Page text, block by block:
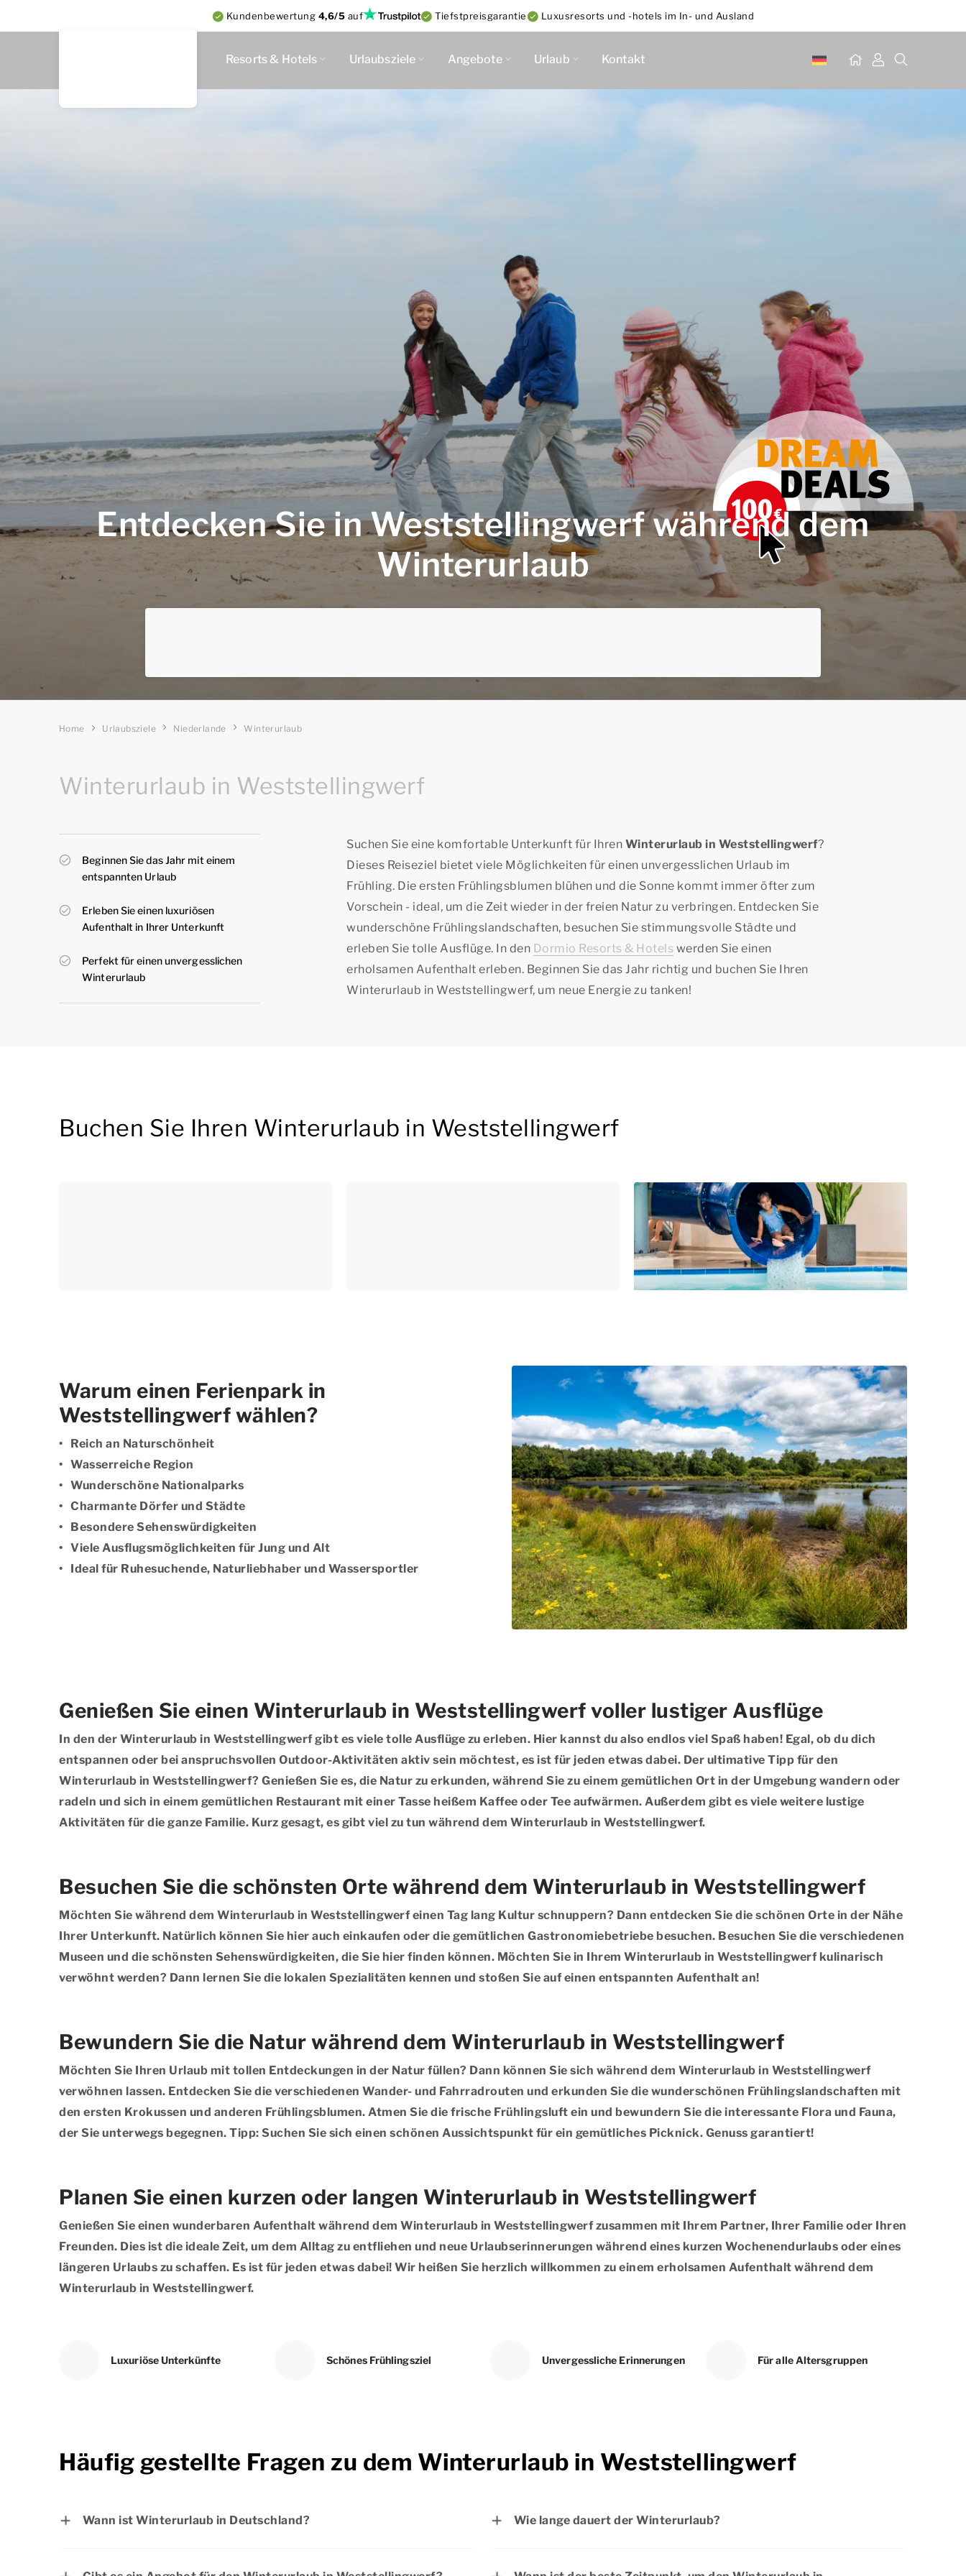
Kundenbewertung 4,6/5 auf Tiefstpreisgarantie Luxusresorts und -hotels im In- und Ausland
Resorts & Hotels Urlaubsziele Angebote Urlaub Kontakt
Entdecken Sie in Weststellingwerf während dem
Winterurlaub
Home Urlaubsziele Niederlande Winterurlaub
Winterurlaub in Weststellingwerf
Beginnen Sie das Jahr mit einem
entspannten Urlaub
Erleben Sie einen luxuriösen
Aufenthalt in Ihrer Unterkunft
Perfekt für einen unvergesslichen
Winterurlaub
Suchen Sie eine komfortable Unterkunft für Ihren Winterurlaub in Weststellingwerf?
Dieses Reiseziel bietet viele Möglichkeiten für einen unvergesslichen Urlaub im
Frühling. Die ersten Frühlingsblumen blühen und die Sonne kommt immer öfter zum
Vorschein - ideal, um die Zeit wieder in der freien Natur zu verbringen. Entdecken Sie
wunderschöne Frühlingslandschaften, besuchen Sie stimmungsvolle Städte und
erleben Sie tolle Ausflüge. In den Dormio Resorts & Hotels werden Sie einen
erholsamen Aufenthalt erleben. Beginnen Sie das Jahr richtig und buchen Sie Ihren
Winterurlaub in Weststellingwerf, um neue Energie zu tanken!
Buchen Sie Ihren Winterurlaub in Weststellingwerf
Warum einen Ferienpark in
Weststellingwerf wählen?
Reich an Naturschönheit
Wasserreiche Region
Wunderschöne Nationalparks
Charmante Dörfer und Städte
Besondere Sehenswürdigkeiten
Viele Ausflugsmöglichkeiten für Jung und Alt
Ideal für Ruhesuchende, Naturliebhaber und Wassersportler
Genießen Sie einen Winterurlaub in Weststellingwerf voller lustiger Ausflüge
In den der Winterurlaub in Weststellingwerf gibt es viele tolle Ausflüge zu erleben. Hier kannst du also endlos viel Spaß haben! Egal, ob du dich
entspannen oder bei anspruchsvollen Outdoor-Aktivitäten aktiv sein möchtest, es ist für jeden etwas dabei. Der ultimative Tipp für den
Winterurlaub in Weststellingwerf? Genießen Sie es, die Natur zu erkunden, während Sie zu einem gemütlichen Ort in der Umgebung wandern oder
radeln und sich in einem gemütlichen Restaurant mit einer Tasse heißem Kaffee oder Tee aufwärmen. Außerdem gibt es viele weitere lustige
Aktivitäten für die ganze Familie. Kurz gesagt, es gibt viel zu tun während dem Winterurlaub in Weststellingwerf.
Besuchen Sie die schönsten Orte während dem Winterurlaub in Weststellingwerf
Möchten Sie während dem Winterurlaub in Weststellingwerf einen Tag lang Kultur schnuppern? Dann entdecken Sie die schönen Orte in der Nähe
Ihrer Unterkunft. Natürlich können Sie hier auch einkaufen oder die gemütlichen Gastronomiebetriebe besuchen. Besuchen Sie die verschiedenen
Museen und die schönsten Sehenswürdigkeiten, die Sie hier finden können. Möchten Sie in Ihrem Winterurlaub in Weststellingwerf kulinarisch
verwöhnt werden? Dann lernen Sie die lokalen Spezialitäten kennen und stoßen Sie auf einen entspannten Aufenthalt an!
Bewundern Sie die Natur während dem Winterurlaub in Weststellingwerf
Möchten Sie Ihren Urlaub mit tollen Entdeckungen in der Natur füllen? Dann können Sie sich während dem Winterurlaub in Weststellingwerf
verwöhnen lassen. Entdecken Sie die verschiedenen Wander- und Fahrradrouten und erkunden Sie die wunderschönen Frühlingslandschaften mit
den ersten Krokussen und anderen Frühlingsblumen. Atmen Sie die frische Frühlingsluft ein und bewundern Sie die interessante Flora und Fauna,
der Sie unterwegs begegnen. Tipp: Suchen Sie sich einen schönen Aussichtspunkt für ein gemütliches Picknick. Genuss garantiert!
Planen Sie einen kurzen oder langen Winterurlaub in Weststellingwerf
Genießen Sie einen wunderbaren Aufenthalt während dem Winterurlaub in Weststellingwerf zusammen mit Ihrem Partner, Ihrer Familie oder Ihren
Freunden. Dies ist die ideale Zeit, um dem Alltag zu entfliehen und neue Urlaubserinnerungen während eines kurzen Wochenendurlaubs oder eines
längeren Urlaubs zu schaffen. Es ist für jeden etwas dabei! Wir heißen Sie herzlich willkommen zu einem erholsamen Aufenthalt während dem
Winterurlaub in Weststellingwerf.
Luxuriöse Unterkünfte Schönes Frühlingsziel Unvergessliche Erinnerungen Für alle Altersgruppen
Häufig gestellte Fragen zu dem Winterurlaub in Weststellingwerf
Wann ist Winterurlaub in Deutschland?
Wie lange dauert der Winterurlaub?